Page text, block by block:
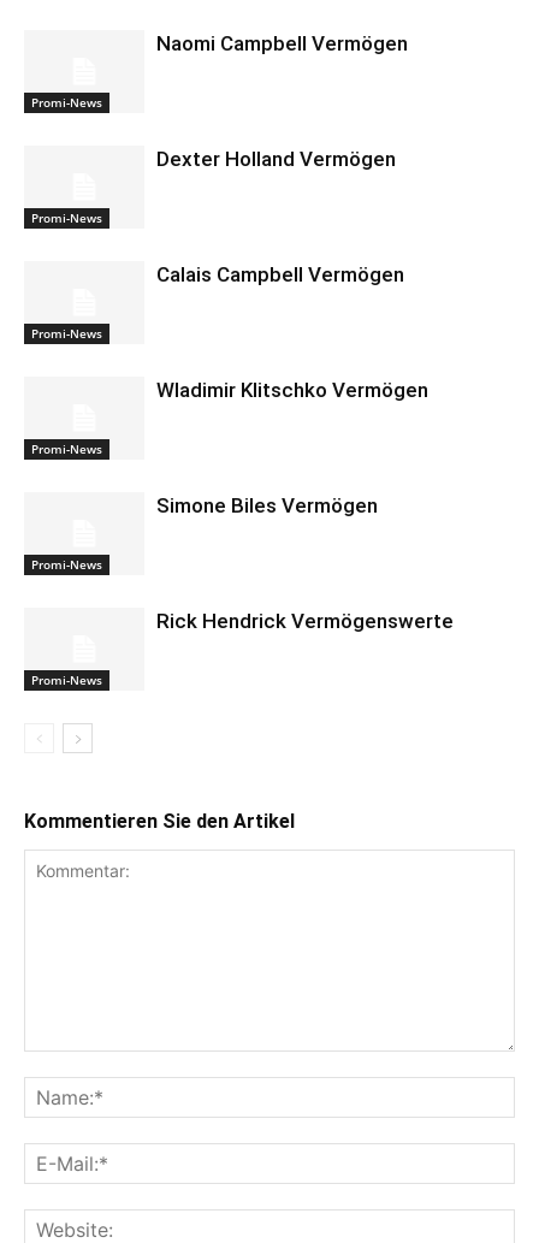
Promi-News
Naomi Campbell Vermögen
Promi-News
Dexter Holland Vermögen
Promi-News
Calais Campbell Vermögen
Promi-News
Wladimir Klitschko Vermögen
Promi-News
Simone Biles Vermögen
Promi-News
Rick Hendrick Vermögenswerte
Kommentieren Sie den Artikel